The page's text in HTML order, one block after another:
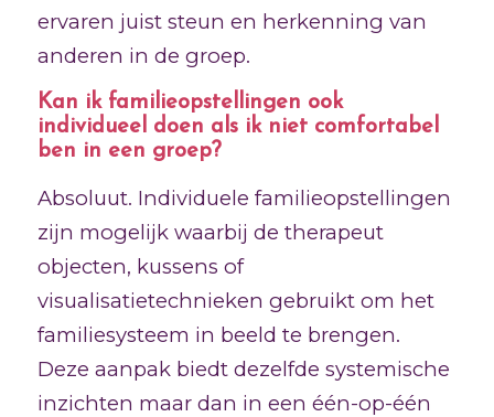
ervaren juist steun en herkenning van
anderen in de groep.
Kan ik familieopstellingen ook
individueel doen als ik niet comfortabel
ben in een groep?
Absoluut. Individuele familieopstellingen
zijn mogelijk waarbij de therapeut
objecten, kussens of
visualisatietechnieken gebruikt om het
familiesysteem in beeld te brengen.
Deze aanpak biedt dezelfde systemische
inzichten maar dan in een één-op-één